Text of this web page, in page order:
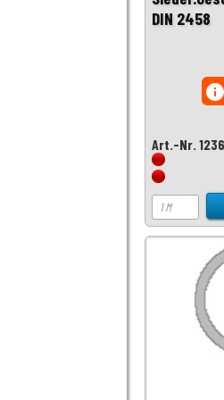
DIN 2458
Art.-Nr.